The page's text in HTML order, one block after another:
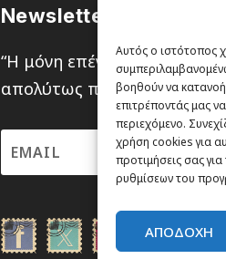
Αυτός ο ιστότοπος
βοηθούν να
επιτρέποντάς μας
περιεχόμενο.
χρήση cookies για
προτιμήσεις σας
ρυθμίσεων του
ΑΠΟΔΟΧΗ
Newsletter
“H μόνη επένδυση από την
απολύτως πιθανότητα να